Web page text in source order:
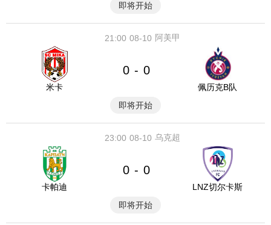
即将开始
08-10
21:00 阿美甲
米卡
0 - 0
佩历克B队
即将开始
08-10
23:00 乌克超
卡帕迪
0 - 0
LNZ切尔卡斯
即将开始